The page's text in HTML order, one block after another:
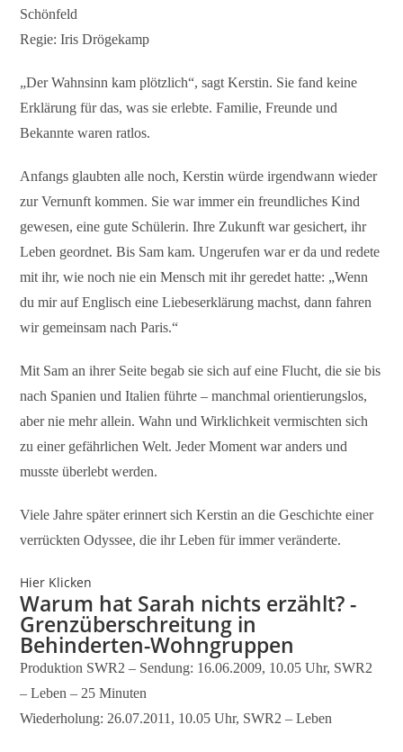
Schönfeld
Regie: Iris Drögekamp
„Der Wahnsinn kam plötzlich“, sagt Kerstin. Sie fand keine
Erklärung für das, was sie erlebte. Familie, Freunde und
Bekannte waren ratlos.
Anfangs glaubten alle noch, Kerstin würde irgendwann wieder
zur Vernunft kommen. Sie war immer ein freundliches Kind
gewesen, eine gute Schülerin. Ihre Zukunft war gesichert, ihr
Leben geordnet. Bis Sam kam. Ungerufen war er da und redete
mit ihr, wie noch nie ein Mensch mit ihr geredet hatte: „Wenn
du mir auf Englisch eine Liebeserklärung machst, dann fahren
wir gemeinsam nach Paris.“
Mit Sam an ihrer Seite begab sie sich auf eine Flucht, die sie bis
nach Spanien und Italien führte – manchmal orientierungslos,
aber nie mehr allein. Wahn und Wirklichkeit vermischten sich
zu einer gefährlichen Welt. Jeder Moment war anders und
musste überlebt werden.
Viele Jahre später erinnert sich Kerstin an die Geschichte einer
verrückten Odyssee, die ihr Leben für immer veränderte.
Hier Klicken
Warum hat Sarah nichts erzählt? -
Grenzüberschreitung in
Behinderten-Wohngruppen
Produktion SWR2 – Sendung: 16.06.2009, 10.05 Uhr, SWR2
– Leben – 25 Minuten
Wiederholung: 26.07.2011, 10.05 Uhr, SWR2 – Leben